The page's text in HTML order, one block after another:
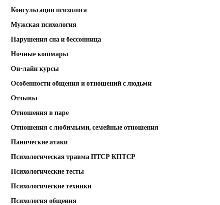
Консультации психолога
Мужская психология
Нарушения сна и бессонница
Ночные кошмары
Он-лайн курсы
Особенности общения и отношений с людьми
Отзывы
Отношения в паре
Отношения с любимыми, семейные отношения
Панические атаки
Психологическая травма ПТСР КПТСР
Психологические тесты
Психологические техники
Психология общения